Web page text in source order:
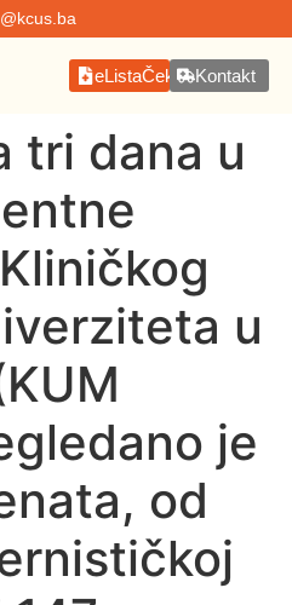
eListaČekanjaKontakt
tri dana u
u
je
od